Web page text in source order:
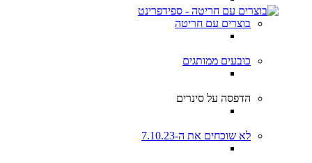
בוצרים עם חריטה
כובעים ממותגים
הדפסה על סינרים
לא שוכחים את ה-7.10.23